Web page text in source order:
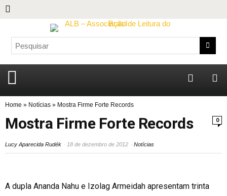
Home » Notícias » Mostra Firme Forte Records
0
Mostra Firme Forte Records
Lucy Aparecida Rudék 18 de dezembro de 2012 Notícias
A dupla Ananda Nahu e Izolag Armeidah apresentam trinta